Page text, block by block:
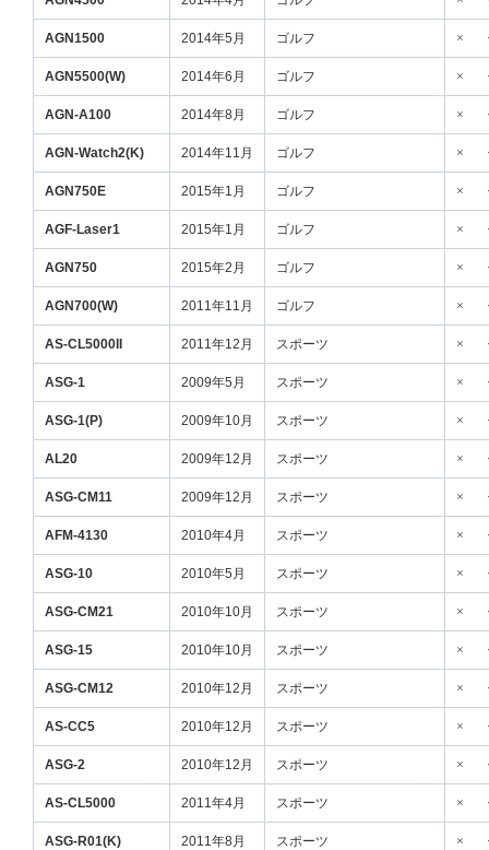
AGN1500 2014年5月 ゴルフ ×
AGN5500(W) 2014年6月 ゴルフ ×
AGN-A100 2014年8月 ゴルフ ×
AGN-Watch2(K) 2014年11月 ゴルフ ×
AGN750E 2015年1月 ゴルフ ×
AGF-Laser1 2015年1月 ゴルフ ×
AGN750 2015年2月 ゴルフ ×
AGN700(W) 2011年11月 ゴルフ ×
AS-CL5000II 2011年12月 スポーツ ×
ASG-1 2009年5月 スポーツ ×
ASG-1(P) 2009年10月 スポーツ ×
AL20 2009年12月 スポーツ ×
ASG-CM11 2009年12月 スポーツ ×
AFM-4130 2010年4月 スポーツ ×
ASG-10 2010年5月 スポーツ ×
ASG-CM21 2010年10月 スポーツ ×
ASG-15 2010年10月 スポーツ ×
ASG-CM12 2010年12月 スポーツ ×
AS-CC5 2010年12月 スポーツ ×
ASG-2 2010年12月 スポーツ ×
AS-CL5000 2011年4月 スポーツ ×
ASG-R01(K) 2011年8月 スポーツ ×